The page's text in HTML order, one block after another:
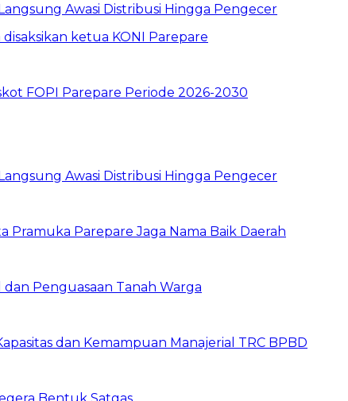
Awasi Distribusi Hingga Pengecer
FOPI Parepare Periode 2026-2030
Awasi Distribusi Hingga Pengecer
Pramuka Parepare Jaga Nama Baik Daerah
dan Penguasaan Tanah Warga
dan Kemampuan Manajerial TRC BPBD